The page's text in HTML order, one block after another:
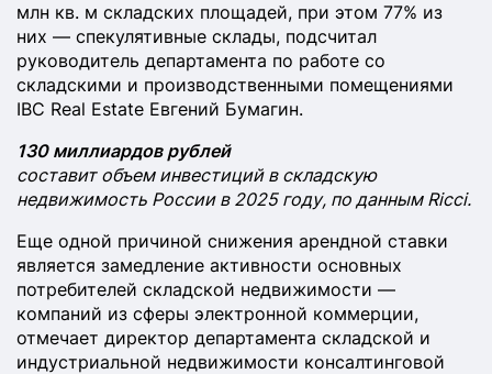
млн кв. м складских площадей, при этом 77% из
них — спекулятивные склады, подсчитал
руководитель департамента по работе со
складскими и производственными помещениями
IBC Real Estate Евгений Бумагин.
130 миллиардов рублей
составит объем инвестиций в складскую
недвижимость России в 2025 году, по данным Ricci.
Еще одной причиной снижения арендной ставки
является замедление активности основных
потребителей складской недвижимости —
компаний из сферы электронной коммерции,
отмечает директор департамента складской и
индустриальной недвижимости консалтинговой